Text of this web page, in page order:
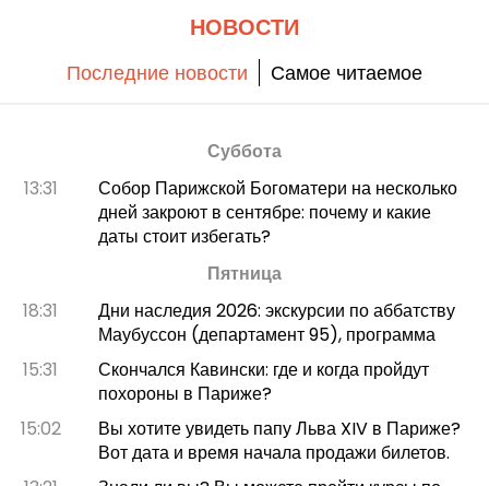
попробовали, и мы расскажем вам об этом!
НОВОСТИ
Последние новости Самое читаемое
Суббота
13:31
Собор Парижской Богоматери на несколько
дней закроют в сентябре: почему и какие
даты стоит избегать?
Пятница
18:31
Дни наследия 2026: экскурсии по аббатству
Маубуссон (департамент 95), программа
15:31
Скончался Кавински: где и когда пройдут
похороны в Париже?
15:02
Вы хотите увидеть папу Льва XIV в Париже?
Вот дата и время начала продажи билетов.